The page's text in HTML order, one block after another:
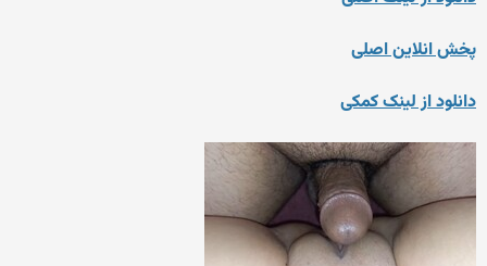
پخش انلاین اصلی
دانلود از لینک کمکی